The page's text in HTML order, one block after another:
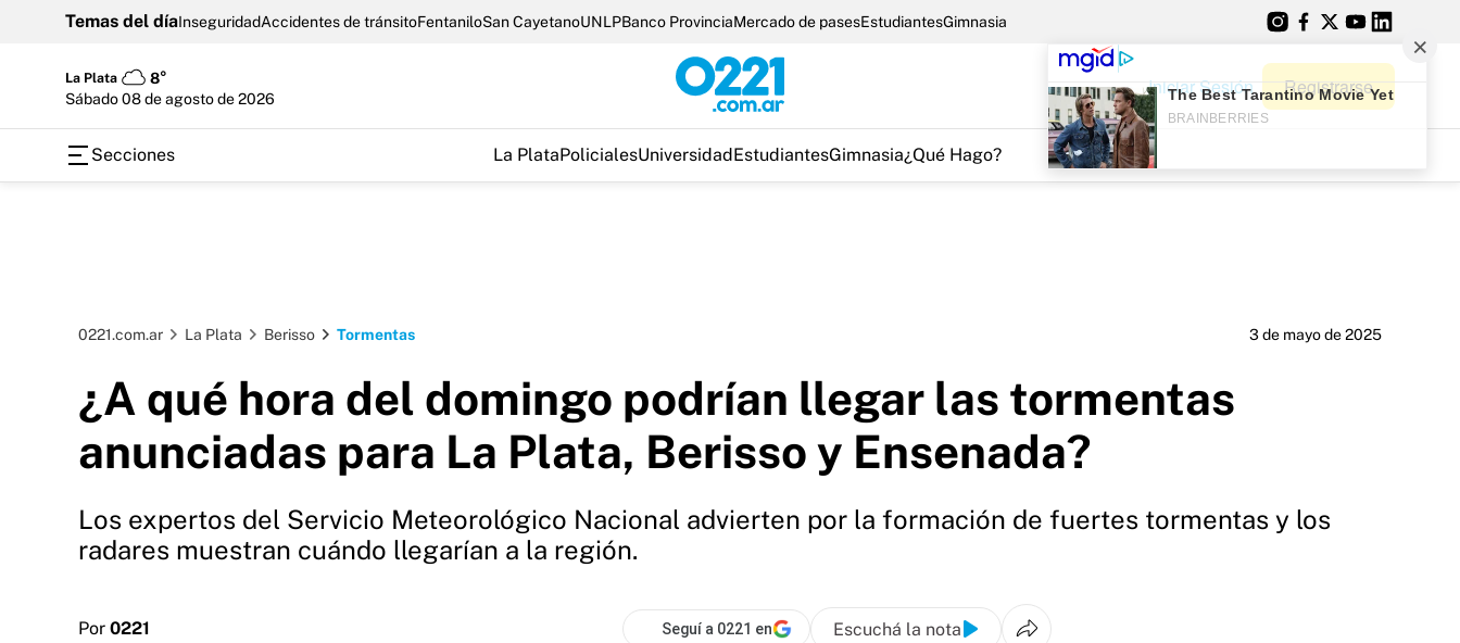
Temas del díaInseguridadAccidentes de tránsitoFentaniloSan CayetanoUNLPBanco ProvinciaMercado de pasesEstudiantesGimnasia
La Plata
8°
sábado 08 de agosto de 2026
Iniciar Sesión Registrarse
Secciones La PlataPolicialesUniversidadEstudiantesGimnasia¿Qué Hago?
0221.com.ar La Plata Berisso Tormentas 3 de mayo de 2025
¿A qué hora del domingo podrían llegar las tormentas
anunciadas para La Plata, Berisso y Ensenada?
Los expertos del Servicio Meteorológico Nacional advierten por la formación de fuertes tormentas y los
radares muestran cuándo llegarían a la región.
Por 0221 Seguí a 0221 en Escuchá la nota